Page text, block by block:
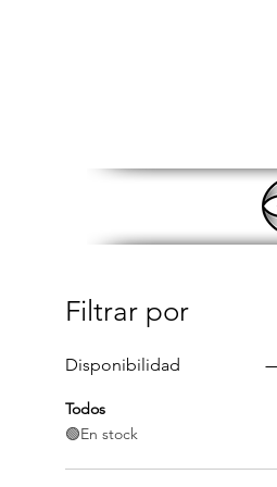
Filtrar por
Disponibilidad
Todos
🟢En stock